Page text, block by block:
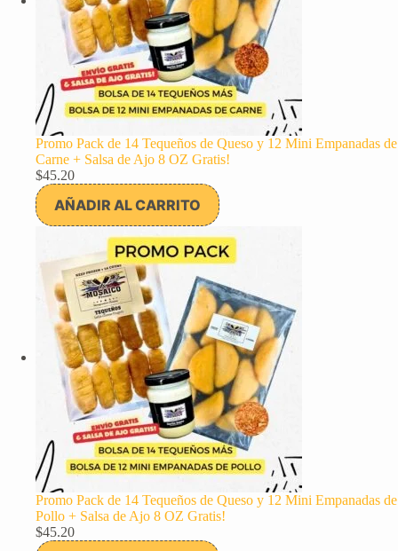
Promo Pack de 14 Tequeños de Queso y 12 Mini Empanadas de
Carne + Salsa de Ajo 8 OZ Gratis!
$45.20
AÑADIR AL CARRITO
Promo Pack de 14 Tequeños de Queso y 12 Mini Empanadas de
Pollo + Salsa de Ajo 8 OZ Gratis!
$45.20